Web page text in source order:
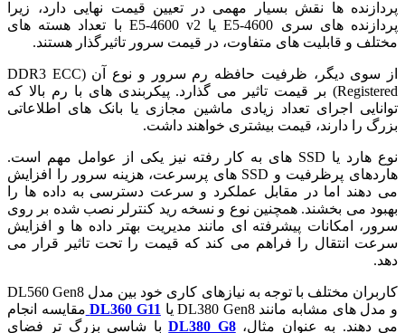
پردازنده ها نقش بسیار مهمی در تعیین قیمت نهایی دارد، زیرا
پردازنده های سری E5-4600 یا E5-4600 v2 با تعداد هسته های
مختلف و قابلیت های متفاوت، در قیمت سرور تاثیرگذار هستند.
از سوی دیگر، ظرفیت حافظه رم سرور و نوع آن (DDR3 ECC
Registered) بر قیمت تاثیر می گذارد. پیکربندی های با رم بالا که
توانایی اجرای تعداد زیادی ماشین مجازی یا بانک های اطلاعاتی
بزرگ را دارند، قیمت بیشتری خواهند داشت.
نوع هارد یا SSD های به کار رفته نیز یکی از عوامل مهم است.
هاردهای پرظرفیت و SSD های پرسرعت، هزینه سرور را افزایش
می دهند اما در مقابل عملکرد و سرعت دسترسی به داده ها را
بهبود می بخشند. همچنین نوع و نسخه رید کنترلر نصب شده بر روی
سرور، امکانات پیشرفته ای مانند مدیریت بهتر داده ها و افزایش
سرعت انتقال را فراهم می کند که قیمت را تحت تاثیر قرار می
دهد.
کاربران مختلف با توجه به نیازهای کاری خود بین مدل DL560 Gen8
و مدل های مشابه مانند DL380 Gen8 یا
DL360 G11 مقایسه انجام
می دهند. به عنوان مثال،DL380 G8با شاسی بزرگ تر فضای